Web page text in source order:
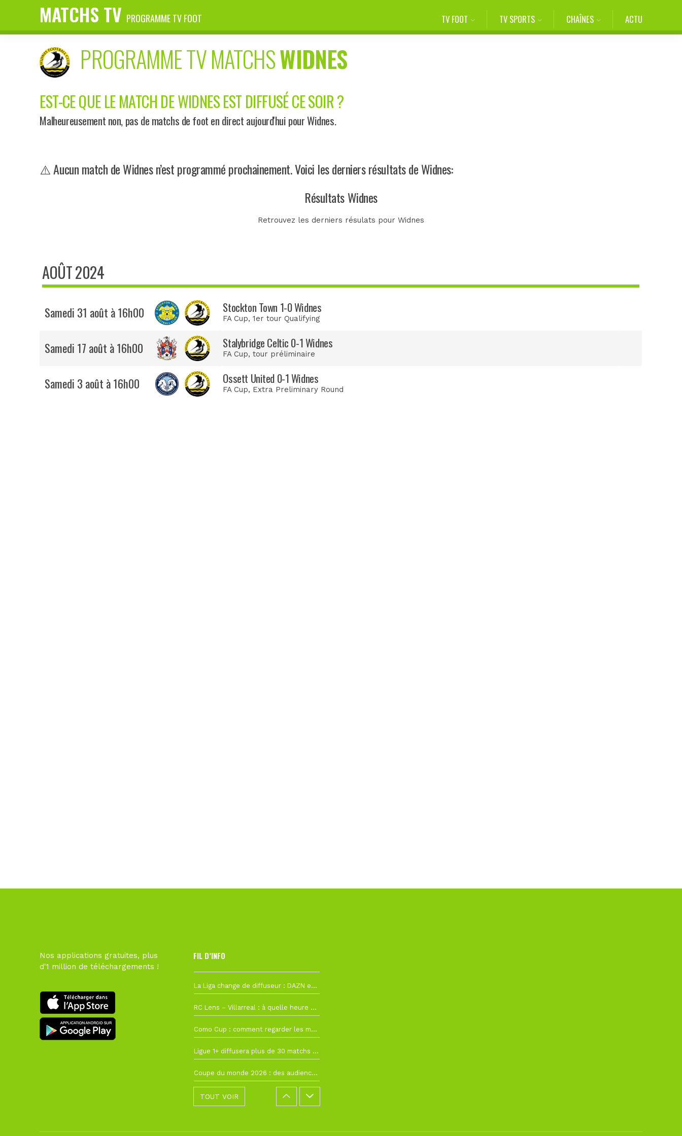
MATCHS TV PROGRAMME TV FOOT TV FOOT TV SPORTS CHAÎNES ACTU
PROGRAMME TV MATCHSWIDNES
EST-CE QUE LE MATCH DE WIDNES EST DIFFUSÉ CE SOIR ?
Malheureusement non, pas de matchs de foot en direct aujourd'hui pour Widnes.
⚠️ Aucun match de Widnes n’est programmé prochainement. Voici les derniers résultats de Widnes:
Résultats Widnes
Retrouvez les derniers résulats pour Widnes
AOÛT 2024
Samedi 31 août à 16h00 Stockton Town 1-0 Widnes
FA Cup, 1er tour Qualifying
Samedi 17 août à 16h00 Stalybridge Celtic 0-1 Widnes
FA Cup, tour préliminaire
Samedi 3 août à 16h00 Ossett United 0-1 Widnes
FA Cup, Extra Preliminary Round
Nos applications gratuites, plus
d'1 million de téléchargements !
FIL D’INFO
La Liga change de diffuseur : DAZN et Disney+ remplacent beIN Sports !
RC Lens – Villarreal : à quelle heure et sur quelle chaîne voir la finale de la Como Cup ?
Como Cup : comment regarder les matchs du RC Lens en direct ?
Ligue 1+ diffusera plus de 30 matchs amicaux avant la reprise de la Ligue 1
Coupe du monde 2026 : des audiences record, mais M6 devrait perdre très gros !
TOUT VOIR